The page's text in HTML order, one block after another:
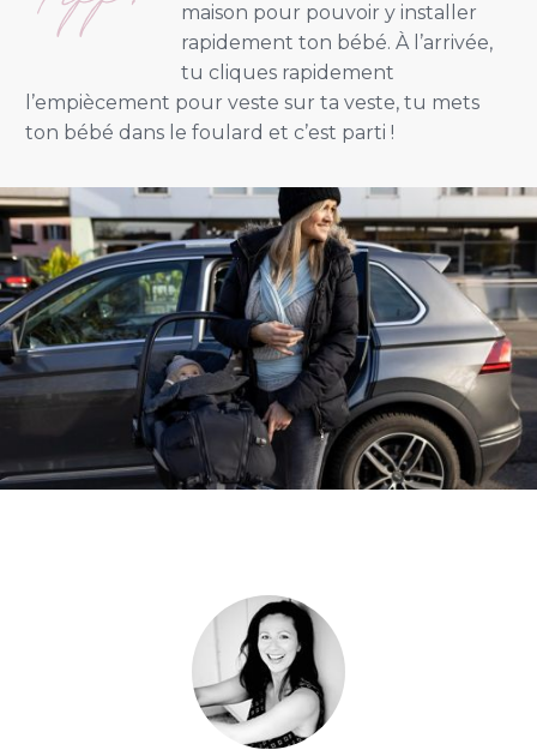
maison pour pouvoir y installer
rapidement ton bébé. À l’arrivée,
tu cliques rapidement
l’empiècement pour veste sur ta veste, tu mets
ton bébé dans le foulard et c’est parti !